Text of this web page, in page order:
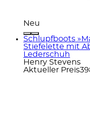
Neu
Schlupfboots
Stiefelette mit
Lederschuh
Henry Stevens
Aktueller Preis